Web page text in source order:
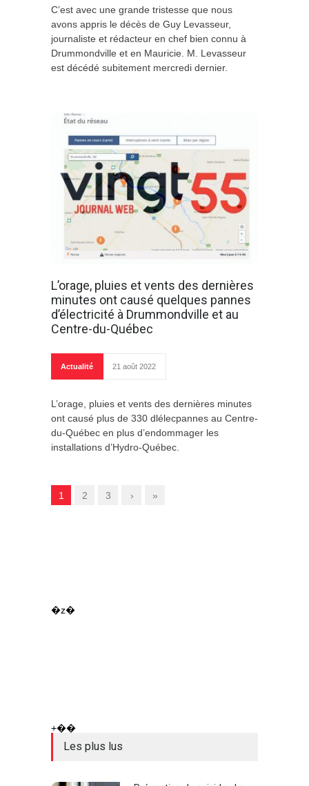
C’est avec une grande tristesse que nous
avons appris le décès de Guy Levasseur,
journaliste et rédacteur en chef bien connu à
Drummondville et en Mauricie. M. Levasseur
est décédé subitement mercredi dernier.
L’orage, pluies et vents des dernières
minutes ont causé quelques pannes
d’électricité à Drummondville et au
Centre-du-Québec
Actualité 21 août 2022
L’orage, pluies et vents des dernières minutes
ont causé plus de 330 dlélecpannes au Centre-
du-Québec en plus d’endommager les
installations d’Hydro-Québec.
1 2 3 › »
�z�
+��
Les plus lus